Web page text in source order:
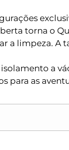
torna o
a limpeza.
isolamento a
as